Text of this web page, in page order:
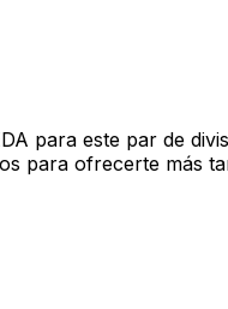
para este par de
para ofrecerte más